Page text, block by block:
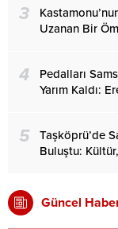
3
Uzanan Bir
4
Pedalları
Yarım Kaldı:
5
Taşköprü’de
Buluştu:
Güncel